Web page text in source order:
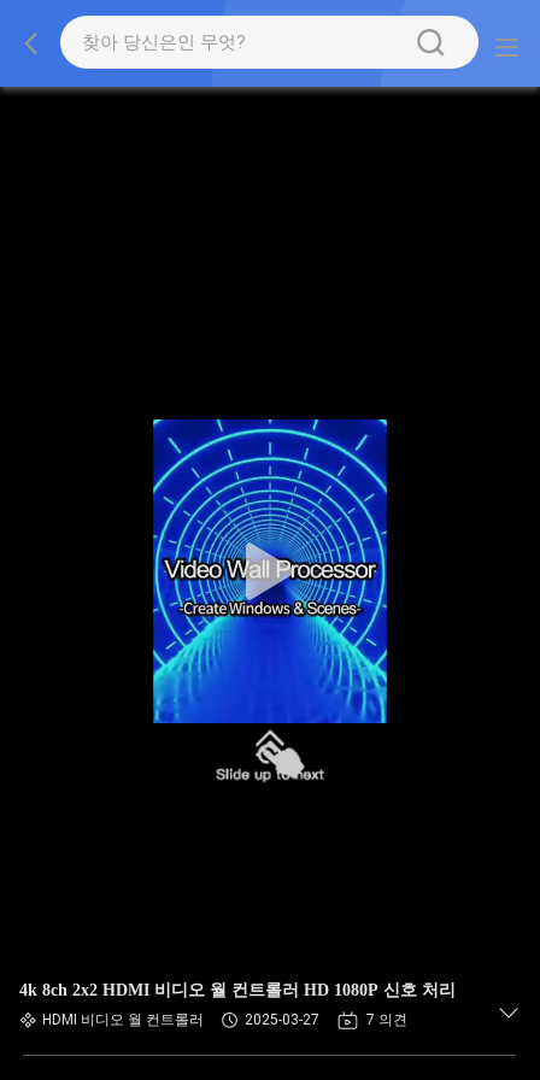
4k 8ch 2x2 HDMI 비디오 월 컨트롤러 HD 1080P 신호 처리
HDMI 비디오 월 컨트롤러 2025-03-27 7 의견